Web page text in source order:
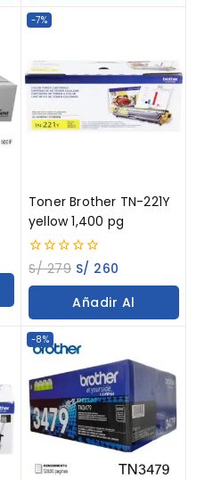
-7%
Toner Brother TN-221Y
yellow 1,400 pg
0
out
of
S/279 S/ 260
Añadir Al
-8%